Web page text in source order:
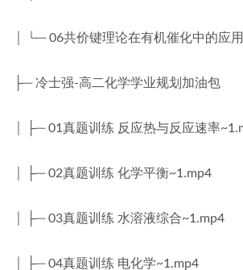
│ └─ 06共价键理论在有机催化中的应
├─ 冷士强-高二化学学业规划加油包
│ ├─ 01真题训练 反应热与反应速率
│ ├─ 02真题训练 化学平衡~1.mp4
│ ├─ 03真题训练 水溶液综合~1.mp4
│ ├─ 04真题训练 电化学~1.mp4